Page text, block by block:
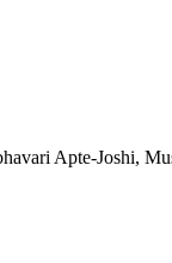
Apte-Joshi,